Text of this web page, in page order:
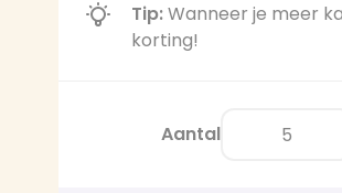
Tip:Wanneer je meer
korting!
Aantal